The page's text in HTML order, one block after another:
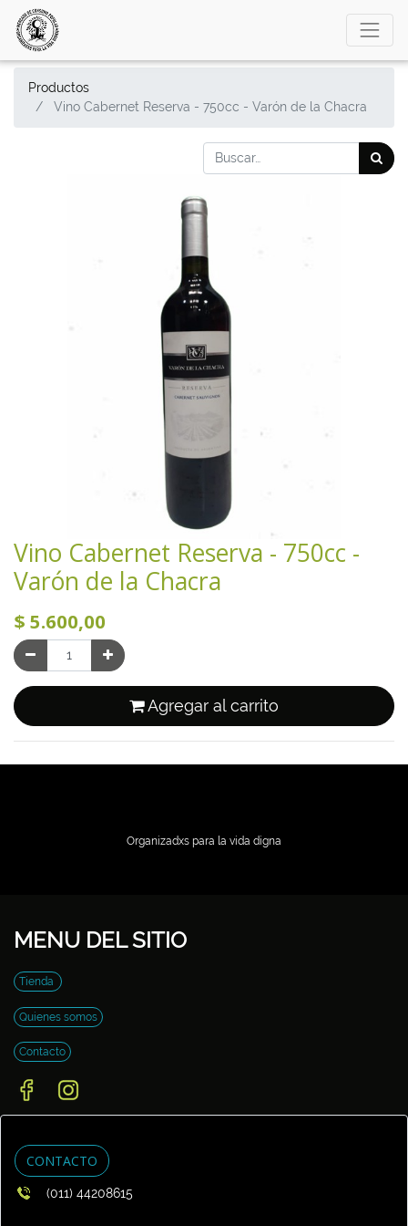
Productos
Vino Cabernet Reserva - 750cc - Varón de la Chacra
Vino Cabernet Reserva - 750cc -
Varón de la Chacra
$ 5.600,00
Agregar al carrito
Organizadxs para la vida digna
MENU DEL SITIO
Tienda
Quienes somos
Contacto
CONTACTO
(011) 44208615